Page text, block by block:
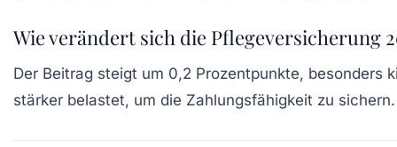
Wie verändert sich die Pflegeversicherung
Der Beitrag steigt um 0,2 Prozentpunkte, besonders
stärker belastet, um die Zahlungsfähigkeit zu sichern.